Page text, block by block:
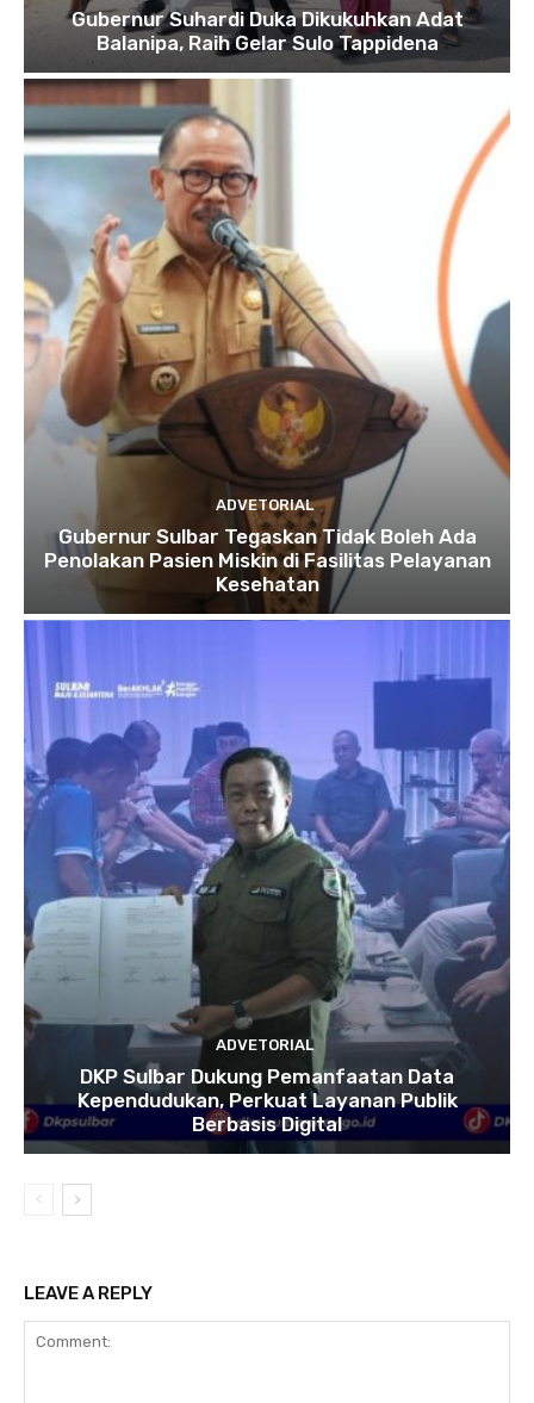
Gubernur Suhardi Duka Dikukuhkan Adat
Balanipa, Raih Gelar Sulo Tappidena
ADVETORIAL
Gubernur Sulbar Tegaskan Tidak Boleh Ada
Penolakan Pasien Miskin di Fasilitas Pelayanan
Kesehatan
ADVETORIAL
DKP Sulbar Dukung Pemanfaatan Data
Kependudukan, Perkuat Layanan Publik
Berbasis Digital
LEAVE A REPLY